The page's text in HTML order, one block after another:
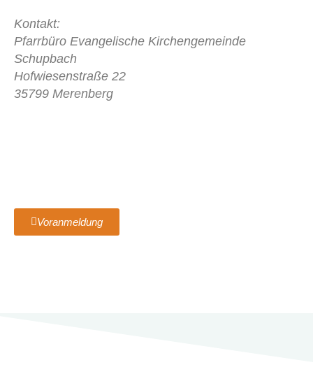
Kontakt:
Pfarrbüro Evangelische Kirchengemeinde
Schupbach
Hofwiesenstraße 22
35799 Merenberg
Voranmeldung